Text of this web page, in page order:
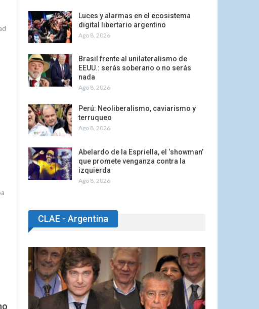
Luces y alarmas en el ecosistema
digital libertario argentino
Ago 8, 2026
Brasil frente al unilateralismo de
EEUU.: serás soberano o no serás
nada
Ago 8, 2026
Perú: Neoliberalismo, caviarismo y
terruqueo
Ago 8, 2026
Abelardo de la Espriella, el ‘showman’
que promete venganza contra la
izquierda
Ago 8, 2026
CLAE - Argentina